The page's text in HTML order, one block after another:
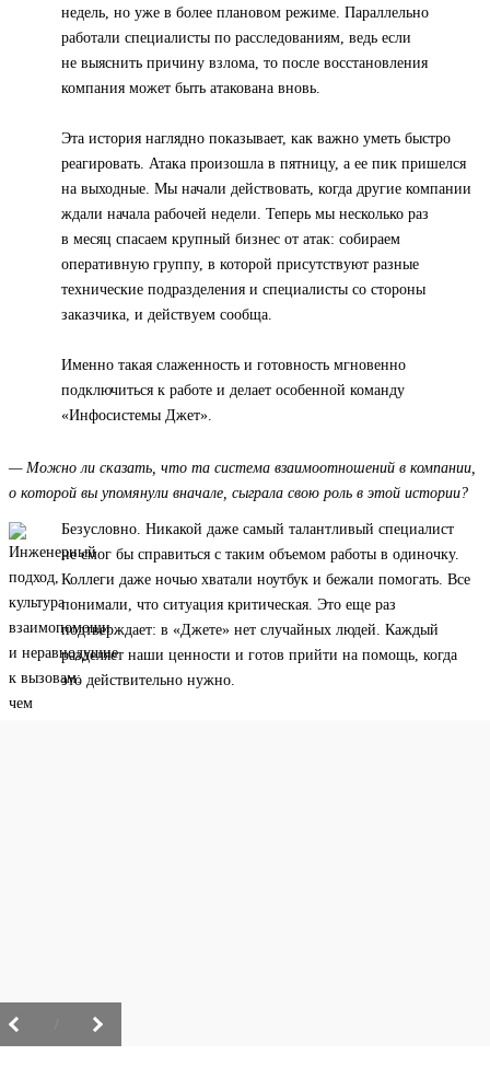
недель, но уже в более плановом режиме. Параллельно
работали специалисты по расследованиям, ведь если
не выяснить причину взлома, то после восстановления
компания может быть атакована вновь.
Эта история наглядно показывает, как важно уметь быстро
реагировать. Атака произошла в пятницу, а ее пик пришелся
на выходные. Мы начали действовать, когда другие компании
ждали начала рабочей недели. Теперь мы несколько раз
в месяц спасаем крупный бизнес от атак: собираем
оперативную группу, в которой присутствуют разные
технические подразделения и специалисты со стороны
заказчика, и действуем сообща.
Именно такая слаженность и готовность мгновенно
подключиться к работе и делает особенной команду
«Инфосистемы Джет».
— Можно ли сказать, что та система взаимоотношений в компании,
о которой вы упомянули вначале, сыграла свою роль в этой истории?
Безусловно. Никакой даже самый талантливый специалист
не смог бы справиться с таким объемом работы в одиночку.
Коллеги даже ночью хватали ноутбук и бежали помогать. Все
понимали, что ситуация критическая. Это еще раз
подтверждает: в «Джете» нет случайных людей. Каждый
разделяет наши ценности и готов прийти на помощь, когда
это действительно нужно.